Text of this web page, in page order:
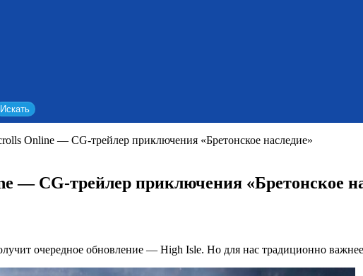
Искать
Online — CG-трейлер приключения «Бретонское наследие»
— CG-трейлер приключения «Бретонское
очередное обновление — High Isle. Но для нас традиционно